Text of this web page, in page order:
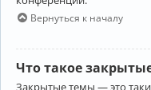
Вернуться к началу
Что такое
Закрытые темы — это